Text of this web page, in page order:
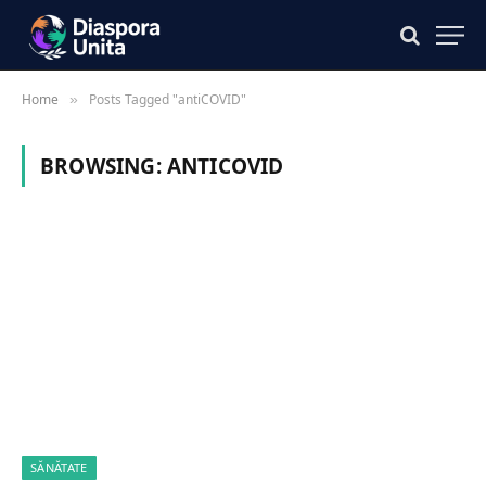
Home » Posts Tagged "antiCOVID"
BROWSING:ANTICOVID
SĂNĂTATE